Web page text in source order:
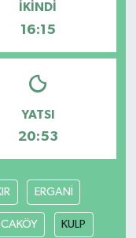
İKINDI
16:15
YATSI
20:53
ERGANİ
KULP